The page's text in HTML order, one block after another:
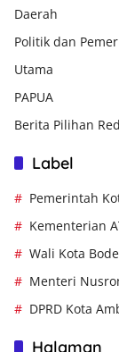
Daerah
Politik dan
Utama
PAPUA
Berita Pilihan
Label
Pemerintah
Kementerian
Wali Kota
Menteri
DPRD Kota
Halaman